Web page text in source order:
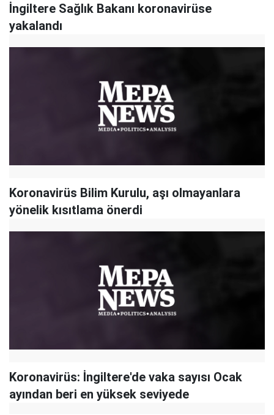
İngiltere Sağlık Bakanı koronavirüse
yakalandı
Koronavirüs Bilim Kurulu, aşı olmayanlara
yönelik kısıtlama önerdi
Koronavirüs: İngiltere'de vaka sayısı Ocak
ayından beri en yüksek seviyede